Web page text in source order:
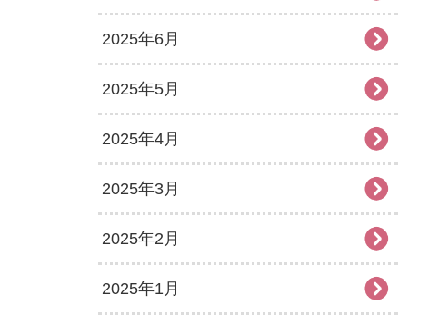
2025年6月
2025年5月
2025年4月
2025年3月
2025年2月
2025年1月